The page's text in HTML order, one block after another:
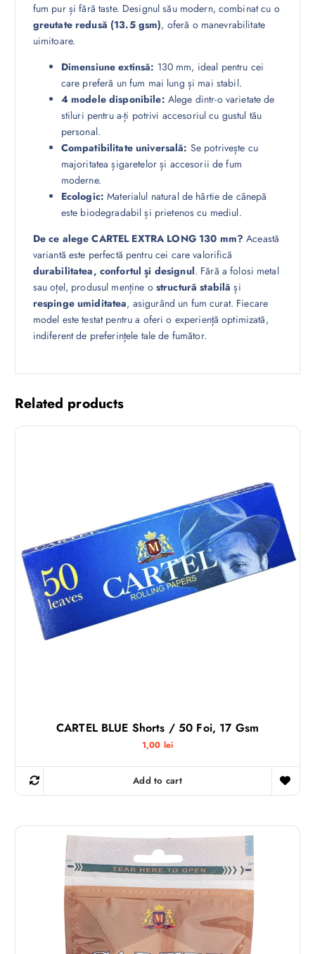
fum pur și fără taste. Designul său modern, combinat cu o
greutate redusă (13.5 gsm), oferă o manevrabilitate
uimitoare.
Dimensiune extinsă: 130 mm, ideal pentru cei
care preferă un fum mai lung și mai stabil.
4 modele disponibile: Alege dintr-o varietate de
stiluri pentru a-ți potrivi accesoriul cu gustul tău
personal.
Compatibilitate universală: Se potrivește cu
majoritatea șigaretelor și accesorii de fum
moderne.
Ecologic: Materialul natural de hârtie de cânepă
este biodegradabil și prietenos cu mediul.
De ce alege CARTEL EXTRA LONG 130 mm? Această
variantă este perfectă pentru cei care valorifică
durabilitatea, confortul și designul. Fără a folosi metal
sau oțel, produsul menține o structură stabilă și
respinge umiditatea, asigurând un fum curat. Fiecare
model este testat pentru a oferi o experiență optimizată,
indiferent de preferințele tale de fumător.
Related products
CARTEL BLUE Shorts / 50 Foi, 17 Gsm
1,00 lei
Add to cart